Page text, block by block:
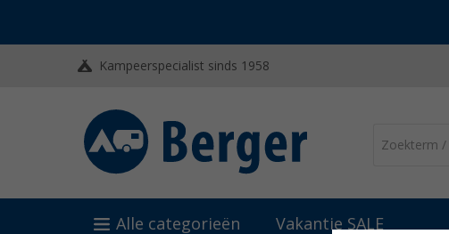
Kampeerspecialist sinds 1958
Alle categorieën Vakantie SALE